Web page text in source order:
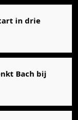
in drie
Bach bij